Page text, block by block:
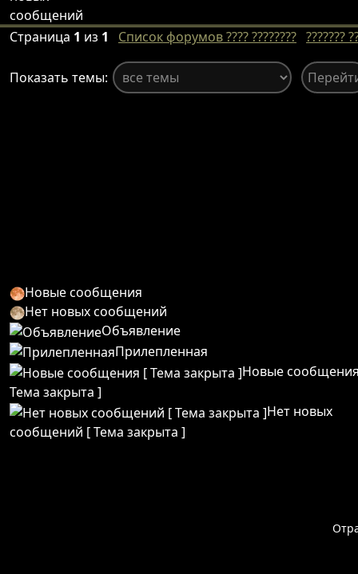
Страница 1 из 1 Список форумов ???? ???????? ???????
Показать темы:
Новые сообщения
Нет новых сообщений
Объявление
Прилепленная
Новые
Тема закрыта ]
Нет новых
сообщений [ Тема закрыта ]